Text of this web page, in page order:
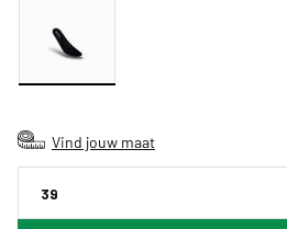
Vind jouw maat
39